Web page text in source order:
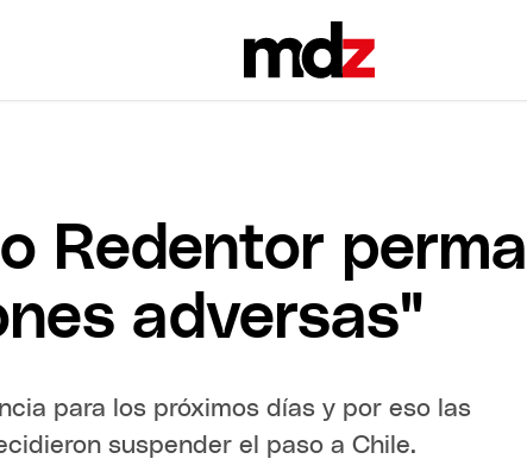
Redentor
adversas"
para los próximos días y por eso las
suspender el paso a Chile.